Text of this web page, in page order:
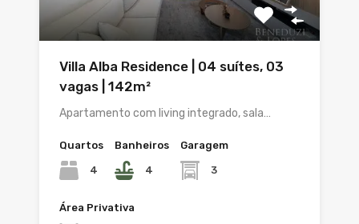
Villa Alba Residence | 04 suítes, 03
vagas | 142m²
Apartamento com living integrado, sala…
Quartos
4
Banheiros
4
Garagem
3
Área Privativa